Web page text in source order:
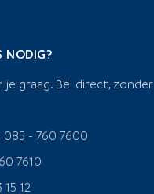
NODIG?
graag. Bel direct, zonder
- 760 7600
7610
12